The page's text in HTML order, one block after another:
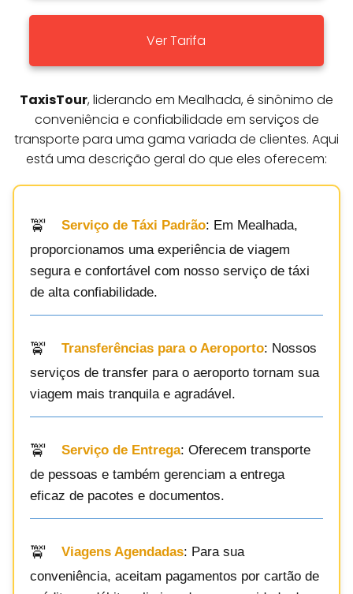
Ver Tarifa
TaxisTour, liderando em Mealhada, é sinônimo de
conveniência e confiabilidade em serviços de
transporte para uma gama variada de clientes. Aqui
está uma descrição geral do que eles oferecem:
Serviço de Táxi Padrão: Em Mealhada,
proporcionamos uma experiência de viagem
segura e confortável com nosso serviço de táxi
de alta confiabilidade.
Transferências para o Aeroporto: Nossos
serviços de transfer para o aeroporto tornam sua
viagem mais tranquila e agradável.
Serviço de Entrega: Oferecem transporte
de pessoas e também gerenciam a entrega
eficaz de pacotes e documentos.
Viagens Agendadas: Para sua
conveniência, aceitam pagamentos por cartão de